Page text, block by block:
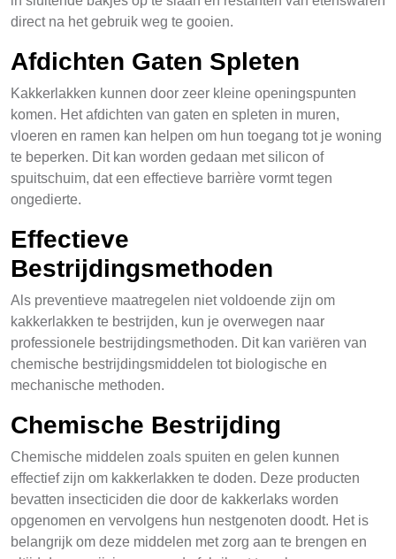
direct na het gebruik weg te gooien.
Afdichten Gaten Spleten
Kakkerlakken kunnen door zeer kleine openingspunten
komen. Het afdichten van gaten en spleten in muren,
vloeren en ramen kan helpen om hun toegang tot je woning
te beperken. Dit kan worden gedaan met silicon of
spuitschuim, dat een effectieve barrière vormt tegen
ongedierte.
Effectieve
Bestrijdingsmethoden
Als preventieve maatregelen niet voldoende zijn om
kakkerlakken te bestrijden, kun je overwegen naar
professionele bestrijdingsmethoden. Dit kan variëren van
chemische bestrijdingsmiddelen tot biologische en
mechanische methoden.
Chemische Bestrijding
Chemische middelen zoals spuiten en gelen kunnen
effectief zijn om kakkerlakken te doden. Deze producten
bevatten insecticiden die door de kakkerlaks worden
opgenomen en vervolgens hun nestgenoten doodt. Het is
belangrijk om deze middelen met zorg aan te brengen en